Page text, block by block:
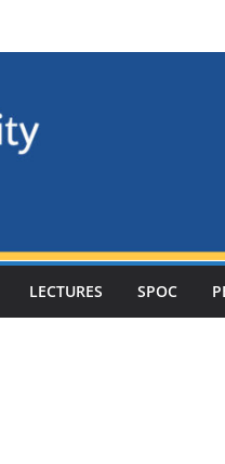
LECTURES SPOC